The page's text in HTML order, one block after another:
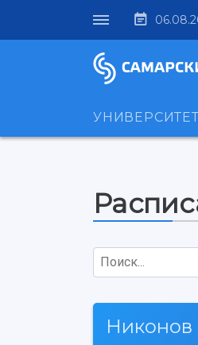
УНИВЕРСИТЕТ
Поиск...